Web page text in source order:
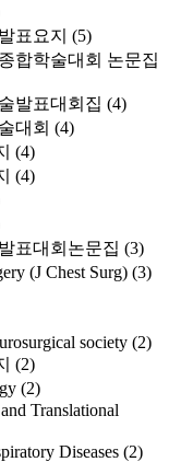
표요지 (5)
합학술대회 논문집
발표대회집 (4)
대회 (4)
(4)
(4)
표대회논문집 (3)
(J Chest Surg) (3)
society (2)
(2)
(2)
Translational
Diseases (2)